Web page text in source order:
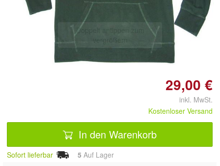
Doppelt antippen zum
vergrößern
29,00 €
inkl. MwSt.
Kostenloser Versand
In den Warenkorb
Sofort lieferbar 5 Auf Lager